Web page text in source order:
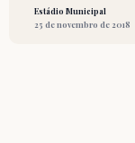
Estádio Municipal
25 de novembro de 2018